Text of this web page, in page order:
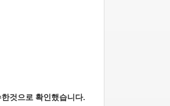
것으로 확인했습니다.